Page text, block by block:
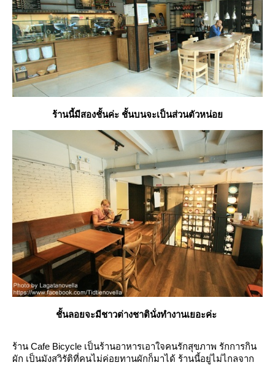
ร้านนี้มีสองชั้นค่ะ ชั้นบนจะเป็นส่วนตัวหน่อ
ชั้นลอยจะมีชาวต่างชาตินั่งทำงานเยอะค่ะ
ร้าน Cafe Bicycle เป็นร้านอาหารเอาใจคนรักสุขภาพ รักการกิน
ผัก เป็นมังสวิรัติที่คนไม่ค่อยทานผักก็มาได้ ร้านนี้อยู่ไม่ไกลจาก